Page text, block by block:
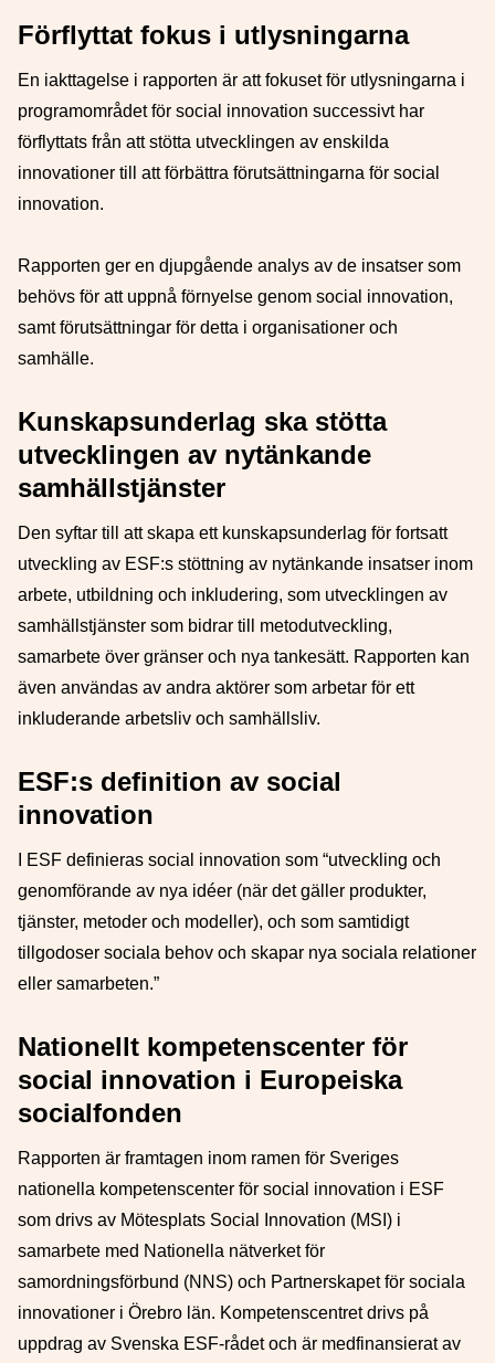
Förflyttat fokus i utlysningarna
En iakttagelse i rapporten är att fokuset för utlysningarna i
programområdet för social innovation successivt har
förflyttats från att stötta utvecklingen av enskilda
innovationer till att förbättra förutsättningarna för social
innovation.
Rapporten ger en djupgående analys av de insatser som
behövs för att uppnå förnyelse genom social innovation,
samt förutsättningar för detta i organisationer och
samhälle.
Kunskapsunderlag ska stötta
utvecklingen av nytänkande
samhällstjänster
Den syftar till att skapa ett kunskapsunderlag för fortsatt
utveckling av ESF:s stöttning av nytänkande insatser inom
arbete, utbildning och inkludering, som utvecklingen av
samhällstjänster som bidrar till metodutveckling,
samarbete över gränser och nya tankesätt. Rapporten kan
även användas av andra aktörer som arbetar för ett
inkluderande arbetsliv och samhällsliv.
ESF:s definition av social
innovation
I ESF definieras social innovation som “utveckling och
genomförande av nya idéer (när det gäller produkter,
tjänster, metoder och modeller), och som samtidigt
tillgodoser sociala behov och skapar nya sociala relationer
eller samarbeten.”
Nationellt kompetenscenter för
social innovation i Europeiska
socialfonden
Rapporten är framtagen inom ramen för Sveriges
nationella kompetenscenter för social innovation i ESF
som drivs av Mötesplats Social Innovation (MSI) i
samarbete med Nationella nätverket för
samordningsförbund (NNS) och Partnerskapet för sociala
innovationer i Örebro län. Kompetenscentret drivs på
uppdrag av Svenska ESF-rådet och är medfinansierat av